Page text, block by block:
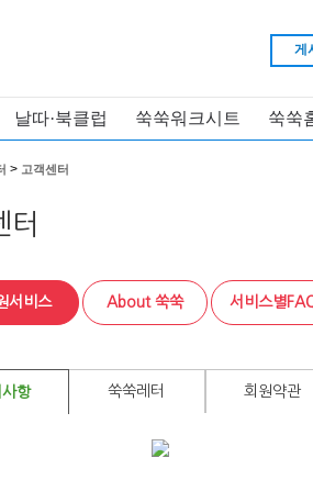
게
날따·북클럽 쑥쑥워크시트 쑥쑥
터
> 고객센터
서비스 About 쑥쑥 서비스별
항 쑥쑥레터 회원약관